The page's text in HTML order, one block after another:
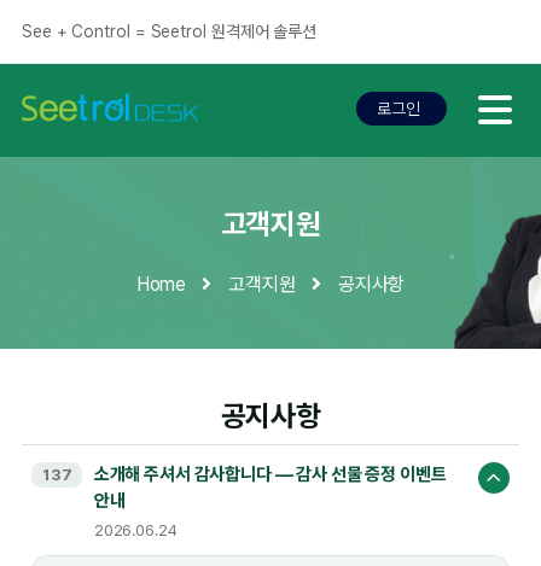
See + Control = Seetrol 원격제어 솔루션
로그인
고객지원
Home 고객지원 공지사항
공지사항
137
소개해 주셔서 감사합니다 — 감사 선물 증정 이벤트
안내
2026.06.24